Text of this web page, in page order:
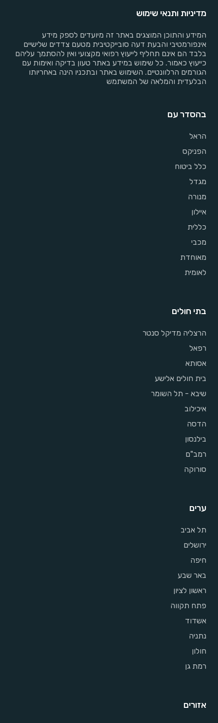
מדיניות ותנאי שימוש
המידע והתוכן המוצגים באתר זה מיועדים לספק מידע
אינפורמטיבי והבעת דעה סובייקטיבית מטעם צדדים שלישיים
בלבד הם אינם תחליף לייעוץ רפואי מקצועי ואין להסתמך עליהם
כייעוץ כאמור. כל שימוש במידע באתר טעון בדיקה ואימות עם
הגורמים הרלוונטיים. השימוש באתר ובתכניו הינה באחריותו
הבלעדית והמלאה של המשתמש
בהסדר עם
הראל
הפניקס
כלל ביטוח
מגדל
מנורה
איילון
כללית
מכבי
מאוחדת
לאומית
בתי חולים
הרצליה מדיקל סנטר
רפאל
אסותא
בית חולים אלישע
שיבא - תל השומר
איכילוב
הדסה
בילנסון
רמב"ם
סורוקה
ערים
תל אביב
ירושלים
חיפה
באר שבע
ראשון לציון
פתח תקווה
אשדוד
נתניה
חולון
רמת גן
אזורים